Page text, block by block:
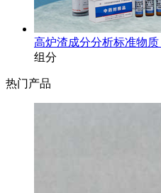
高炉渣成分分析标准物质
组分
热门产品